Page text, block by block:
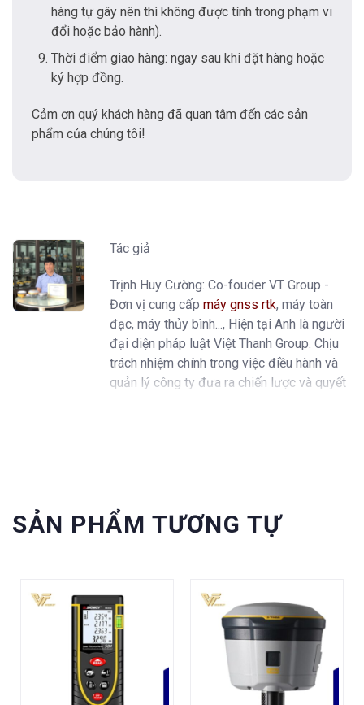
hàng tự gây nên thì không được tính trong phạm vi
đổi hoặc bảo hành).
Thời điểm giao hàng: ngay sau khi đặt hàng hoặc
ký hợp đồng.
Cảm ơn quý khách hàng đã quan tâm đến các sản
phẩm của chúng tôi!
Tác giả
Trịnh Huy Cường: Co-fouder VT Group -
Đơn vị cung cấp máy gnss rtk, máy toàn
đạc, máy thủy bình..., Hiện tại Anh là người
đại diện pháp luật Việt Thanh Group. Chịu
trách nhiệm chính trong việc điều hành và
quản lý công ty đưa ra chiến lược và quyết
SẢN PHẨM TƯƠNG TỰ